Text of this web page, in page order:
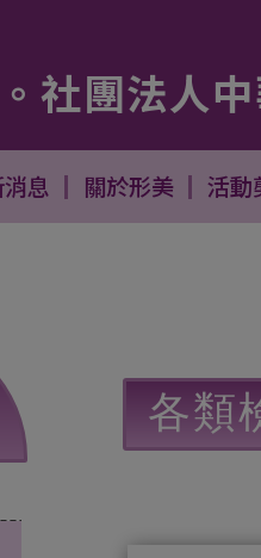
課程 - - 跑馬燈 美髮二
社團法人
息 關於形美 活動
各類